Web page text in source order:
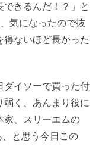
きるんだ！？」と
気になったので抜
得ないほど長かった
ダイソーで買った付
く、あんまり役に
家、スリーエムの
と思う今日この